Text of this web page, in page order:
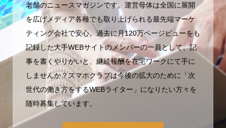
老舗のニュースマガジンです。運営母体は全国に展開
を広げメディア各種でも取り上げられる最先端マーケ
ティング会社で安心。過去に月120万ページビューをも
記録した大手WEBサイトのメンバーの一員として、記
事を書くやりがいと、継続報酬を在宅ワークにて手に
しませんか？スマホクラブは今後の拡大のために「次
世代の働き方をするWEBライター」になりたい方々を
随時募集しています。